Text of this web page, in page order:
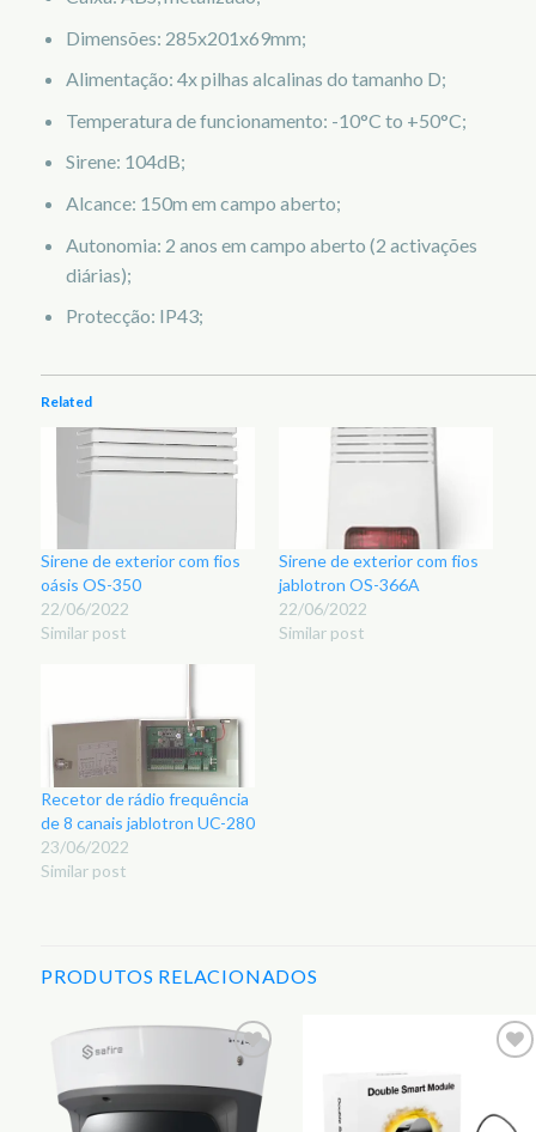
Dimensões: 285x201x69mm;
Alimentação: 4x pilhas alcalinas do tamanho D;
Temperatura de funcionamento: -10°C to +50°C;
Sirene: 104dB;
Alcance: 150m em campo aberto;
Autonomia: 2 anos em campo aberto (2 activações
diárias);
Protecção: IP43;
Related
Sirene de exterior com fios
oásis OS-350
22/06/2022
Similar post
Sirene de exterior com fios
jablotron OS-366A
22/06/2022
Similar post
Recetor de rádio frequência
de 8 canais jablotron UC-280
23/06/2022
Similar post
PRODUTOS RELACIONADOS
Adicionar
aos
Favoritos